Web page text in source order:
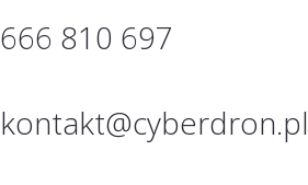
666 810 697
kontakt@cyberdron.pl